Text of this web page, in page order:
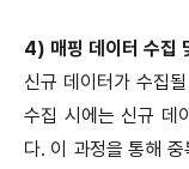
4) 매핑 데이터 수집
신규 데이터가 수집
수집 시에는 신규 데
다. 이 과정을 통해